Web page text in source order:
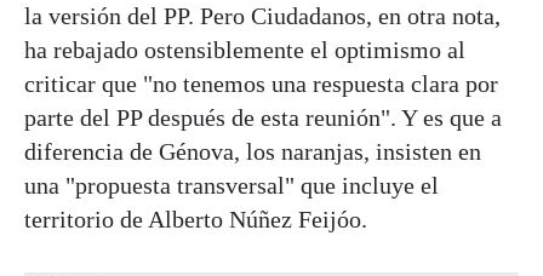
la versión del PP. Pero Ciudadanos, en otra nota,
ha rebajado ostensiblemente el optimismo al
criticar que "no tenemos una respuesta clara por
parte del PP después de esta reunión". Y es que a
diferencia de Génova, los naranjas, insisten en
una "propuesta transversal" que incluye el
territorio de Alberto Núñez Feijóo.